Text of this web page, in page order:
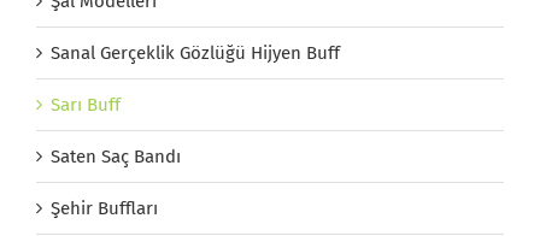
Sanal Gerçeklik Gözlüğü Hijyen Buff
Sarı Buff
Saten Saç Bandı
Şehir Buffları